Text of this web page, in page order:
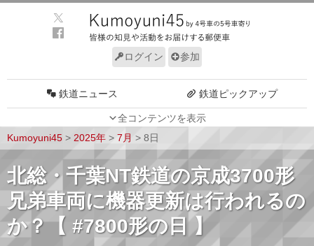
ログイン 参加
全コンテンツを表示
鉄道ニュース 鉄道ピックアップ
車両技術 路線探訪
ルール サイトについて
Kumoyuni45 > 2025年 > 7月 > 8日
北総・千葉NT鉄道の京成3700形
兄弟車両に機器更新は行われるの
か？【 #7800形の日 】